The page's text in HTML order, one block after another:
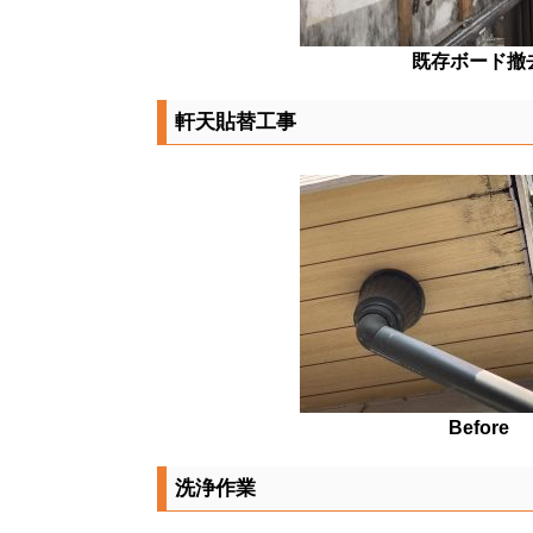
既存ボード撤
軒天貼替工事
Before
洗浄作業